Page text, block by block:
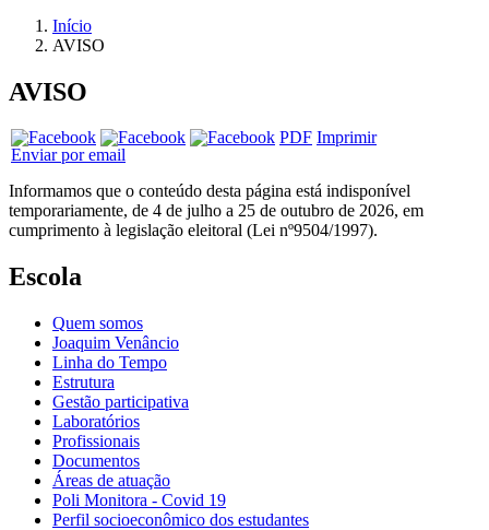
Início
AVISO
AVISO
PDF Imprimir
Enviar por email
Informamos que o conteúdo desta página está indisponível
temporariamente, de 4 de julho a 25 de outubro de 2026, em
cumprimento à legislação eleitoral (Lei nº9504/1997).
Escola
Quem somos
Joaquim Venâncio
Linha do Tempo
Estrutura
Gestão participativa
Laboratórios
Profissionais
Documentos
Áreas de atuação
Poli Monitora - Covid 19
Perfil socioeconômico dos estudantes